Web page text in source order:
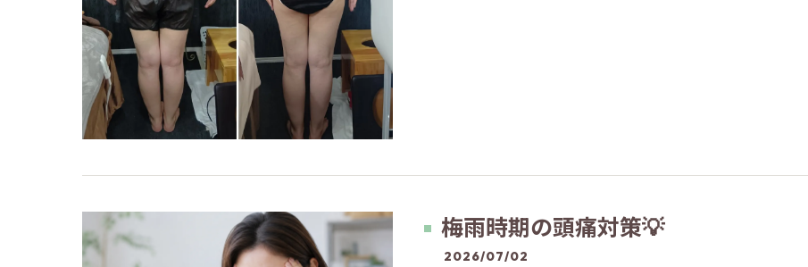
梅雨時期の頭痛対策💡
2026/07/02